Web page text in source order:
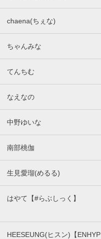
chaena(ちぇな)
ちゃんみな
てんちむ
なえなの
中野ゆいな
南部桃伽
生見愛瑠(めるる)
はやて【#らぶしっく】
HEESEUNG(ヒスン)【ENHYP